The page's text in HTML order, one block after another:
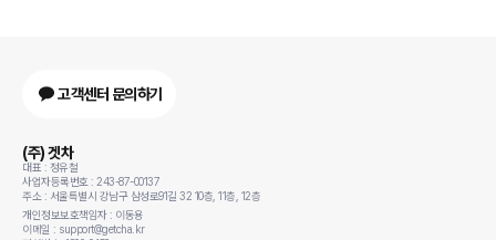
고객센터 문의하기
(주) 겟차
대표 : 정유철
사업자등록번호 : 243-87-00137
주소 : 서울특별시 강남구 삼성로91길 32 10층, 11층, 12층
개인정보보호책임자 : 이동용
이메일 : support@getcha.kr